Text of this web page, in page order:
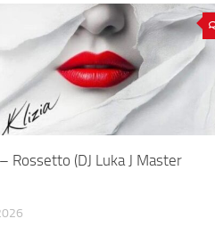
Rossetto (DJ Luka J Master